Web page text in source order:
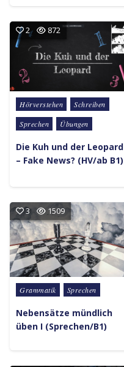
2 872
Posted in
Hörverstehen
Schreiben
Sprechen
Übungen
Die Kuh und der Leopard
– Fake News? (HV/ab B1)
3 1509
Posted in
Grammatik Sprechen
Nebensätze mündlich
üben I (Sprechen/B1)